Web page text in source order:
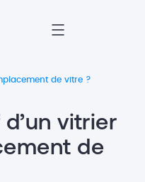
de vitre ?
vitrier
de